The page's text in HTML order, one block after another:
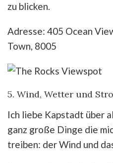
zu blicken.
Adresse: 405 Ocean
Town, 8005
5. Wind, Wetter und
Ich liebe Kapstadt über
ganz große Dinge die
treiben: der Wind und